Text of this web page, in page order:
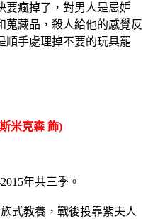
要瘋掉了，對男人是忌妒
蒐藏品，殺人給他的感覺反
順手處理掉不要的玩具罷
米克森 飾)
2015年共三季。
式教養，戰後投靠紫夫人